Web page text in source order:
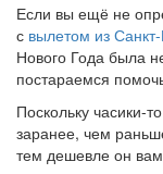
Если вы ещё не
с вылетом из
Нового Года была
постараемся
Поскольку часики-
заранее, чем
тем дешевле он